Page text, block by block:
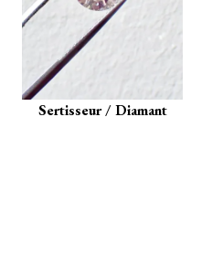
Sertisseur / Diamant